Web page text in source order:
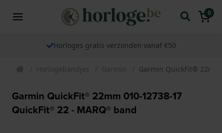
0
Horloges gratis verzonden vanaf €50
Horlogebandjes Garmin Garmin QuickFit®
Garmin QuickFit® 22mm 010-12738-17
QuickFit® 22 - MARQ® band